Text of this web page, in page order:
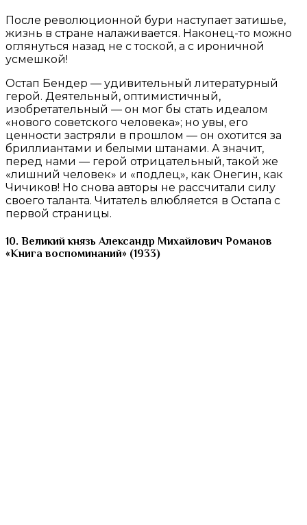
После революционной бури наступает затишье,
жизнь в стране налаживается. Наконец-то можно
оглянуться назад не с тоской, а с ироничной
усмешкой!
Остап Бендер — удивительный литературный
герой. Деятельный, оптимистичный,
изобретательный — он мог бы стать идеалом
«нового советского человека»; но увы, его
ценности застряли в прошлом — он охотится за
бриллиантами и белыми штанами. А значит,
перед нами — герой отрицательный, такой же
«лишний человек» и «подлец», как Онегин, как
Чичиков! Но снова авторы не рассчитали силу
своего таланта. Читатель влюбляется в Остапа с
первой страницы.
10. Великий князь Александр Михайлович Романов
«Книга воспоминаний» (1933)